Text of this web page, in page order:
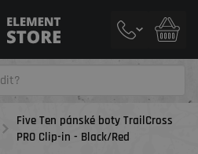
Five Ten pánské boty TrailCross
PRO Clip-in - Black/Red